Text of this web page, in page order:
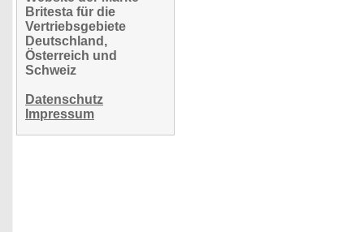
Britesta für die
Vertriebsgebiete
Deutschland,
Österreich und
Schweiz
Datenschutz
Impressum